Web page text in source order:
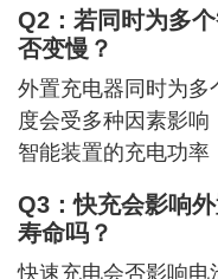
Q2：若同时为多
否变慢？
外置充电器同时为多
度会受多种因素影响
智能装置的充电功率
Q3：快充会影响
寿命吗？
快速充电会否影响电